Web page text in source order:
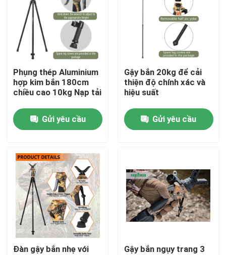
Video
Hướng dẫn VR
Về chúng tôi
Tham quan nhà máy
Kiểm soát chất lượng
Liên hệ chúng tôi
Yêu cầu báo giá
Cây đệm săn bắn
Phụng thép Aluminium
hợp kim bắn 180cm
chiều cao 10kg Nạp tải
Gửi yêu cầu
Gậy bắn 20kg để cải
thiện độ chính xác và
hiệu suất
Gửi yêu cầu
Đàn gậy bắn nhẹ với
Gậy bắn ngụy trang 3